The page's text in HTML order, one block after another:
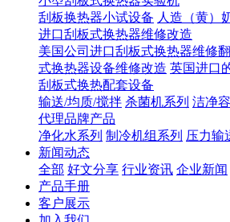
刮板换热器小试设备 人造（黄）
进口刮板式换热器维修改造
美国公司进口刮板式换热器维修
式换热器设备维修改造 英国进口
刮板式换热配套设备
输送/均质/搅拌 杀菌机系列 洁净
代理品牌产品
净化水系列 制冷机组系列 压力输
新闻动态
全部 好文分享 行业资讯 企业新闻
产品手册
客户展示